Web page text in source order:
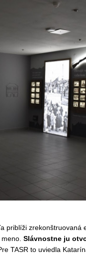
priblíži zrekonštruovaná
Slávnostne ju
TASR to uviedla